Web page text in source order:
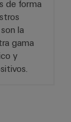
de forma
la
gama
y